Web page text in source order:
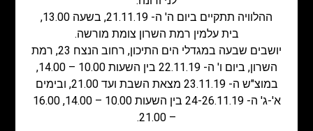
ההלוויה תתקיים ביום ה' ה- 21.11.19, בשעה 13.00,
בית עלמין רמת השרון צומת מורשה.
יושבים שבעה במגדלי הים התיכון, רחוב הנצח 23, רמת
השרון, ביום ו' ה- 22.11.19 בין השעות 10.00 – 14.00,
במוצ"ש ה- 23.11.19 מצאת השבת ועד 21.00, ובימים
א'-ג' ה- 24-26.11.19 בין השעות 10.00 – 14.00, 16.00
– 21.00.